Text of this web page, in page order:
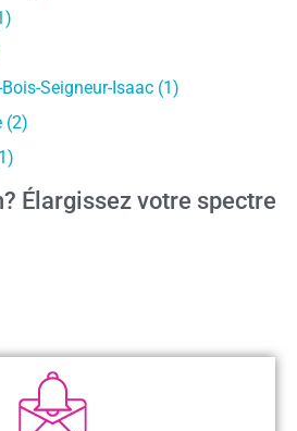
Seigneur-Isaac (1)
(2)
Élargissez votre spectre